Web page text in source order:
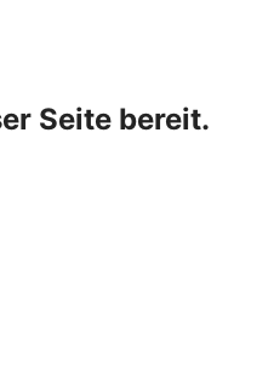
Seite bereit.